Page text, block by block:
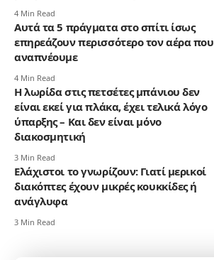
4 Min Read
Αυτά τα 5 πράγματα στο σπίτι ίσως
επηρεάζουν περισσότερο τον αέρα που
αναπνέουμε
4 Min Read
Η λωρίδα στις πετσέτες μπάνιου δεν
είναι εκεί για πλάκα, έχει τελικά λόγο
ύπαρξης – Και δεν είναι μόνο
διακοσμητική
3 Min Read
Ελάχιστοι το γνωρίζουν: Γιατί μερικοί
διακόπτες έχουν μικρές κουκκίδες ή
ανάγλυφα
3 Min Read